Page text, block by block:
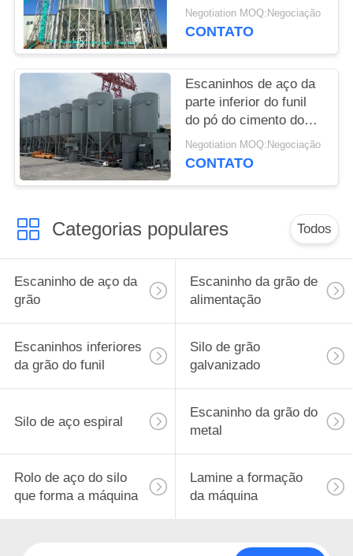
alimentação para a
exploração avícola da
Negotiation MOQ:Negociação
CONTATO
Escaninhos de aço da
parte inferior do funil
do pó do cimento do
escaninho/areia da
grão de alimentação do
Negotiation MOQ:Negociação
CONTATO
Categorias populares Todos
Escaninho de aço da
grão
Escaninho da grão de
alimentação
Escaninhos inferiores
da grão do funil
Silo de grão
galvanizado
Silo de aço espiral
Escaninho da grão do
metal
Rolo de aço do silo
que forma a máquina
Lamine a formação
da máquina